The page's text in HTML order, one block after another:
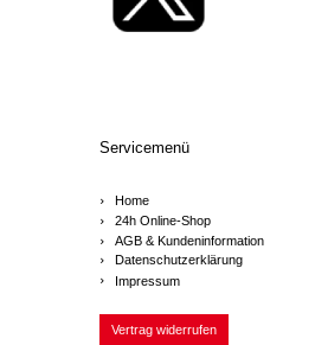
Servicemenü
Home
24h Online-Shop
AGB & Kundeninformation
Datenschutzerklärung
Impressum
Vertrag widerrufen